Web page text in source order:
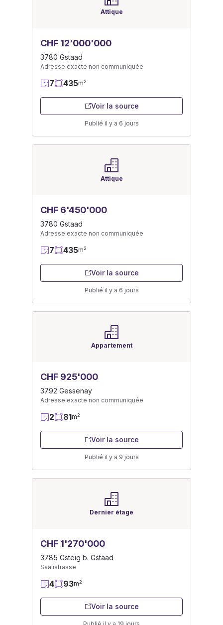
Attique
CHF 12'000'000
3780 Gstaad
Adresse exacte non communiquée
7 435m2
Voir la source
Publié il y a 6 jours
Attique
CHF 6'450'000
3780 Gstaad
Adresse exacte non communiquée
7 435m2
Voir la source
Publié il y a 6 jours
Appartement
CHF 925'000
3792 Gessenay
Adresse exacte non communiquée
2 81m2
Voir la source
Publié il y a 9 jours
Dernier étage
CHF 1'270'000
3785 Gsteig b. Gstaad
Saalistrasse
4 93m2
Voir la source